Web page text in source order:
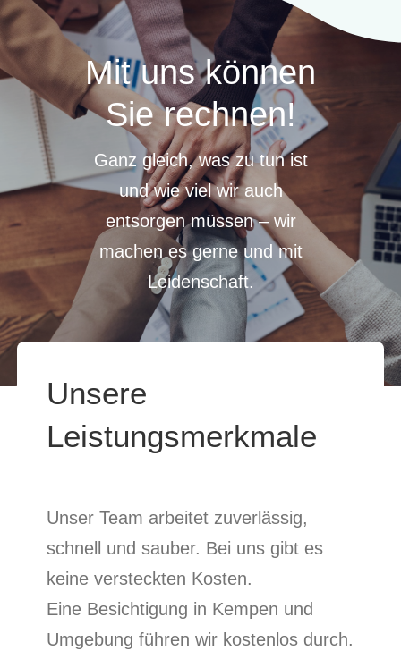
Mit uns können
Sie rechnen!
Ganz gleich, was zu tun ist
und wie viel wir auch
entsorgen müssen – wir
machen es gerne und mit
Leidenschaft.
Unsere
Leistungsmerkmale
Unser Team arbeitet zuverlässig,
schnell und sauber. Bei uns gibt es
keine versteckten Kosten.
Eine Besichtigung in Kempen und
Umgebung führen wir kostenlos durch.